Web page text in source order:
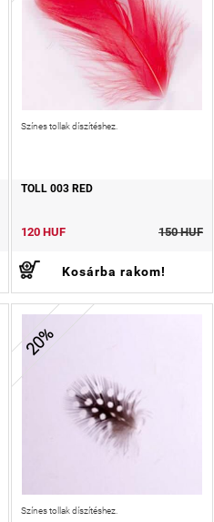
Színes tollak díszítéshez.
TOLL 003 RED
120 HUF 150 HUF
Kosárba rakom!
20%
Színes tollak díszítéshez.